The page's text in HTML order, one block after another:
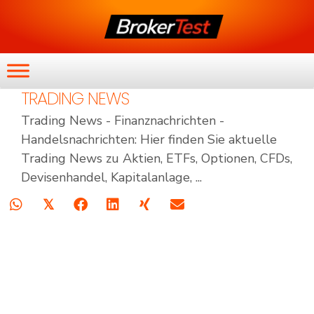
TRADING NEWS
Trading News - Finanznachrichten -
Handelsnachrichten: Hier finden Sie aktuelle
Trading News zu Aktien, ETFs, Optionen, CFDs,
Devisenhandel, Kapitalanlage, ...
𝕏